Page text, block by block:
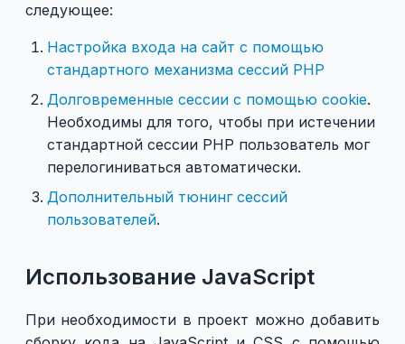
следующее:
Настройка входа на сайт с помощью
стандартного механизма сессий PHP
Долговременные сессии с помощью cookie.
Необходимы для того, чтобы при истечении
стандартной сессии PHP пользователь мог
перелогиниваться автоматически.
Дополнительный тюнинг сессий
пользователей.
Использование JavaScript
При необходимости в проект можно добавить